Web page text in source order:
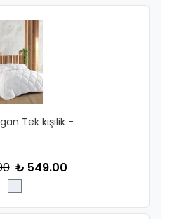
Tek kişilik -
₺ 549.00